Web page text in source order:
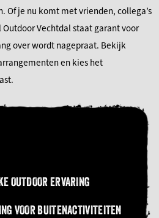
Of je nu komt met vrienden, collega’s
Vechtdal staat garant voor
over wordt nagepraat. Bekijk
en kies het
OUTDOOR ERVARING
VOOR BUITENACTIVITEITEN